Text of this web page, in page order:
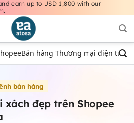
earn up to USD 1,800 with our
Bán hàng Thương mại điện tử
bán hàng
xách đẹp trên Shopee